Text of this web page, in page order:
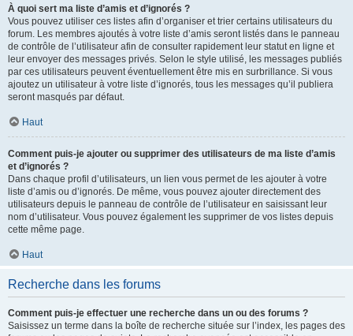
À quoi sert ma liste d’amis et d’ignorés ?
Vous pouvez utiliser ces listes afin d’organiser et trier certains utilisateurs du
forum. Les membres ajoutés à votre liste d’amis seront listés dans le panneau
de contrôle de l’utilisateur afin de consulter rapidement leur statut en ligne et
leur envoyer des messages privés. Selon le style utilisé, les messages publiés
par ces utilisateurs peuvent éventuellement être mis en surbrillance. Si vous
ajoutez un utilisateur à votre liste d’ignorés, tous les messages qu’il publiera
seront masqués par défaut.
Haut
Comment puis-je ajouter ou supprimer des utilisateurs de ma liste d’amis
et d’ignorés ?
Dans chaque profil d’utilisateurs, un lien vous permet de les ajouter à votre
liste d’amis ou d’ignorés. De même, vous pouvez ajouter directement des
utilisateurs depuis le panneau de contrôle de l’utilisateur en saisissant leur
nom d’utilisateur. Vous pouvez également les supprimer de vos listes depuis
cette même page.
Haut
Recherche dans les forums
Comment puis-je effectuer une recherche dans un ou des forums ?
Saisissez un terme dans la boîte de recherche située sur l’index, les pages des